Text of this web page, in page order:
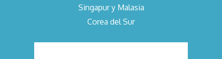
Singapur y Malasia
Corea del Sur